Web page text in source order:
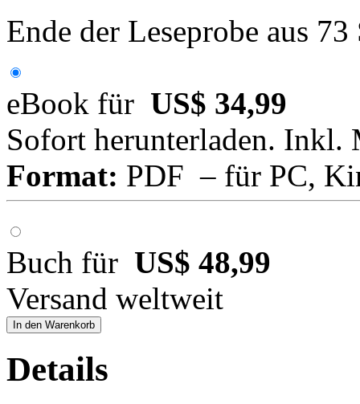
Ende der Leseprobe aus
eBook für US$ 34,99
Sofort herunterladen. Inkl.
Format: PDF – für PC,
Buch für US$ 48,99
Versand weltweit
In den Warenkorb
Details